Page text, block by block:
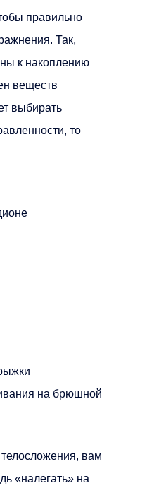
правильно
Так,
к накоплению
веществ
выбирать
то
на брюшной
вам
«налегать» на